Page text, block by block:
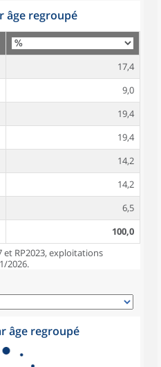
âge regroupé
17,4
9,0
19,4
19,4
14,2
14,2
6,5
100,0
et RP2023, exploitations
2026.
âge regroupé